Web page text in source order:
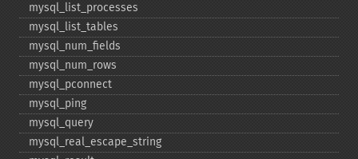
mysql_​list_​processes
mysql_​list_​tables
mysql_​num_​fields
mysql_​num_​rows
mysql_​pconnect
mysql_​ping
mysql_​query
mysql_​real_​escape_​string